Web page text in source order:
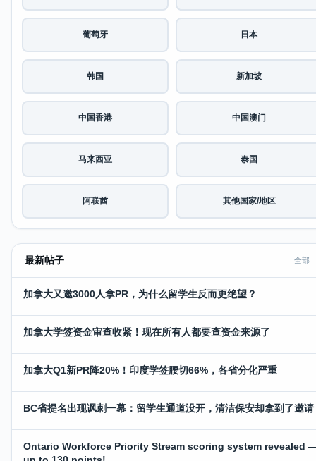
葡萄牙 日本
韩国 新加坡
中国香港 中国澳门
马来西亚 泰国
阿联酋 其他国家/地区
最新帖子 全部
加拿大又邀3000人拿PR，为什么留学生反而更绝望？
加拿大学签资金审查收紧！现在所有人都要查资金来源了
加拿大Q1新PR降20%！印度学签腰切66%，各省分化严重
BC省提名出现讽刺一幕：留学生通道没开，清洁保安却拿到了邀请
Ontario Workforce Priority Stream scoring system revealed